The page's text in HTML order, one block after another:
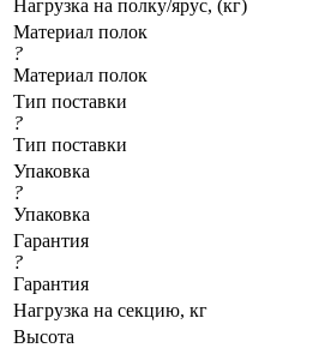
Нагрузка на полку/ярус, (кг)
Материал полок
?
Материал полок
Тип поставки
?
Тип поставки
Упаковка
?
Упаковка
Гарантия
?
Гарантия
Нагрузка на секцию, кг
Высота